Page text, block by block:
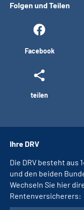
Folgen und Teilen
Facebook
teilen
Ihre DRV
Die DRV besteht aus
und den beiden
Wechseln Sie hier
Rentenversicherers: